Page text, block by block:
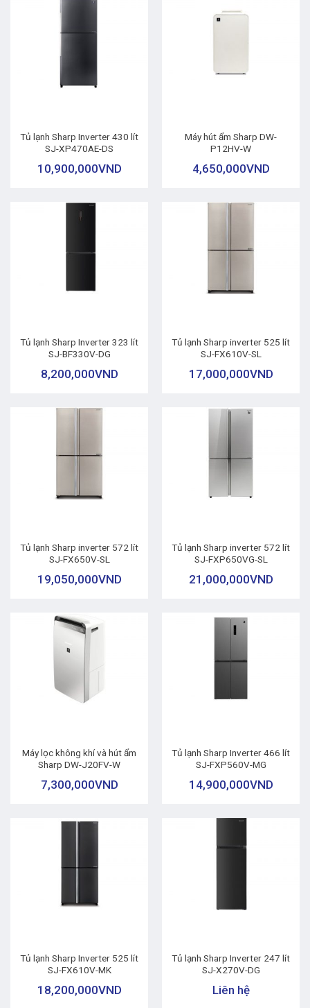
Tủ lạnh Sharp Inverter 430 lít
SJ-XP470AE-DS
10,900,000VND
Máy hút ẩm Sharp DW-
P12HV-W
4,650,000VND
Tủ lạnh Sharp Inverter 323 lít
SJ-BF330V-DG
8,200,000VND
Tủ lạnh Sharp inverter 525 lít
SJ-FX610V-SL
17,000,000VND
Tủ lạnh Sharp inverter 572 lít
SJ-FX650V-SL
19,050,000VND
Tủ lạnh Sharp inverter 572 lít
SJ-FXP650VG-SL
21,000,000VND
Máy lọc không khí và hút ẩm
Sharp DW-J20FV-W
7,300,000VND
Tủ lạnh Sharp Inverter 466 lít
SJ-FXP560V-MG
14,900,000VND
Tủ lạnh Sharp Inverter 525 lít
SJ-FX610V-MK
18,200,000VND
Tủ lạnh Sharp Inverter 247 lít
SJ-X270V-DG
Liên hệ